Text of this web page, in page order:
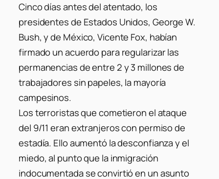
Cinco días antes del atentado, los
presidentes de Estados Unidos, George W.
Bush, y de México, Vicente Fox, habían
firmado un acuerdo para regularizar las
permanencias de entre 2 y 3 millones de
trabajadores sin papeles, la mayoría
campesinos.
Los terroristas que cometieron el ataque
del 9/11 eran extranjeros con permiso de
estadía. Ello aumentó la desconfianza y el
miedo, al punto que la inmigración
indocumentada se convirtió en un asunto